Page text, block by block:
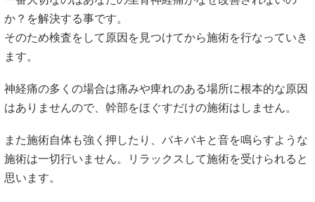
坐骨神経痛は坐骨神経が何らかの問題で圧迫される事によ
り、お尻からモモ裏やふくらはぎ、足にかけて痛みやしびれ
が出る症状です。
この坐骨神経痛は大きな神経のため、どこで神経が圧迫して
いるのかを見極めることが重要です。